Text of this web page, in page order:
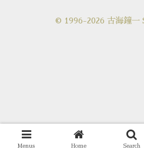
© 1996-2026 古海鐘一
Menus Home Search